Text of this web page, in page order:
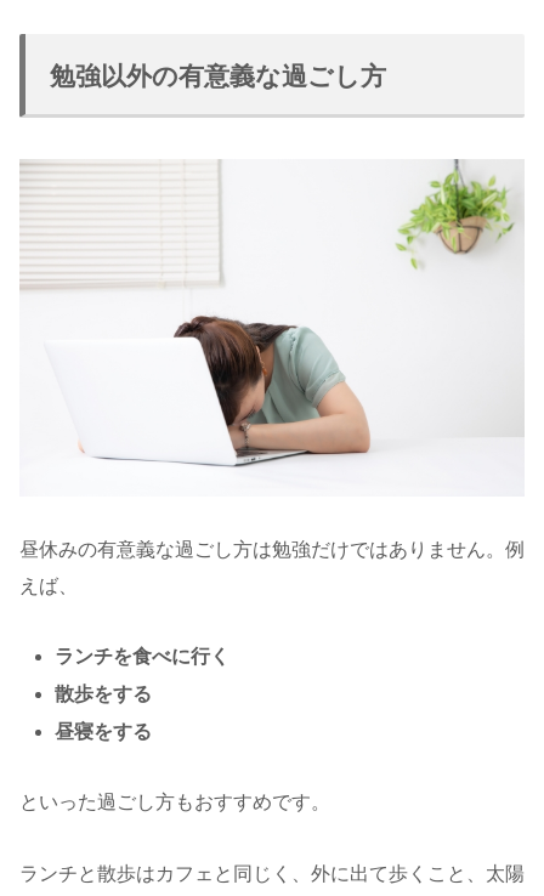
勉強以外の有意義な過ごし方
昼休みの有意義な過ごし方は勉強だけではありません。例
えば、
ランチを食べに行く
散歩をする
昼寝をする
といった過ごし方もおすすめです。
ランチと散歩はカフェと同じく、外に出て歩くこと、太陽